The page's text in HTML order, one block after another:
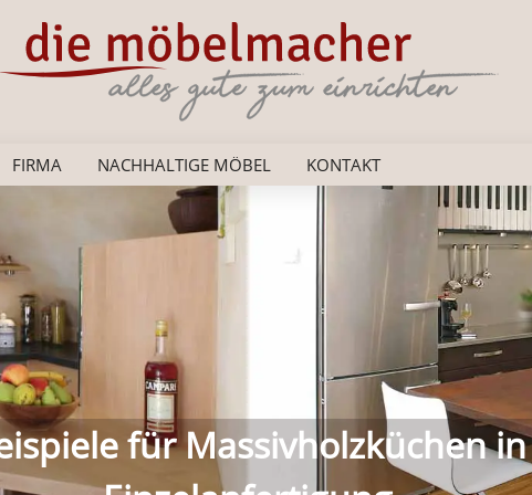
FIRMA NACHHALTIGE MÖBEL KONTAKT
persönliche Schlafzimmer aus